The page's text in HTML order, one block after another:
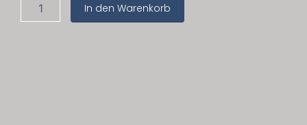
Definition
In den Warenkorb